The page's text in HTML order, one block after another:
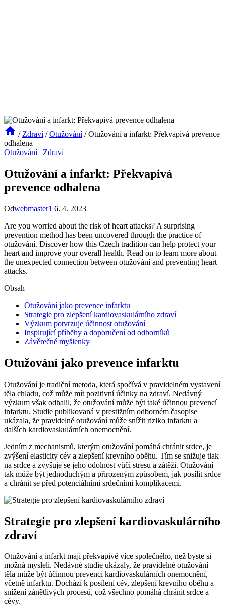
/ Zdraví / Otužování / Otužování a infarkt: Překvapivá prevence
odhalena
Otužování| Zdraví
Otužování a infarkt: Překvapivá
prevence odhalena
Odwebmaster1 6. 4. 2023
Are you worried about the risk of heart attacks? A surprising
prevention method has been uncovered through the practice of
otužování. Discover how this Czech tradition can help protect your
heart and improve your overall health. Read on to learn more about
the unexpected connection between otužování and preventing heart
attacks.
Obsah
Otužování jako prevence infarktu
Strategie pro zlepšení kardiovaskulárního zdraví
Výzkum potvrzuje účinnost otužování
Inspirující příběhy a doporučení od odborníků
Závěrečné myšlenky
Otužování jako prevence infarktu
Otužování je tradiční metoda, která spočívá v pravidelném vystavení
těla chladu, což může mít pozitivní účinky na zdraví. Nedávný
výzkum však odhalil, že otužování může být také účinnou prevencí
infarktu. Studie publikovaná v prestižním odborném časopise
ukázala, že pravidelné otužování může snížit riziko infarktu a
dalších kardiovaskulárních onemocnění.
Jedním z mechanismů, kterým otužování pomáhá chránit srdce, je
zvýšení elasticity cév a zlepšení krevního oběhu. Tím se snižuje tlak
na srdce a zvyšuje se jeho odolnost vůči stresu a zátěži. Otužování
tak může být jednoduchým a přirozeným způsobem, jak posílit srdce
a chránit se před potenciálními srdečními komplikacemi.
Strategie pro zlepšení kardiovaskulárního
zdraví
Otužování a infarkt mají překvapivě více společného, než byste si
možná mysleli. Nedávné studie ukázaly, že pravidelné otužování
těla může být účinnou prevencí kardiovaskulárních onemocnění,
včetně infarktu. Dochází k posílení cév, zlepšení krevního oběhu a
snížení zánětlivých procesů, což všechno pomáhá chránit srdce a
cévy.